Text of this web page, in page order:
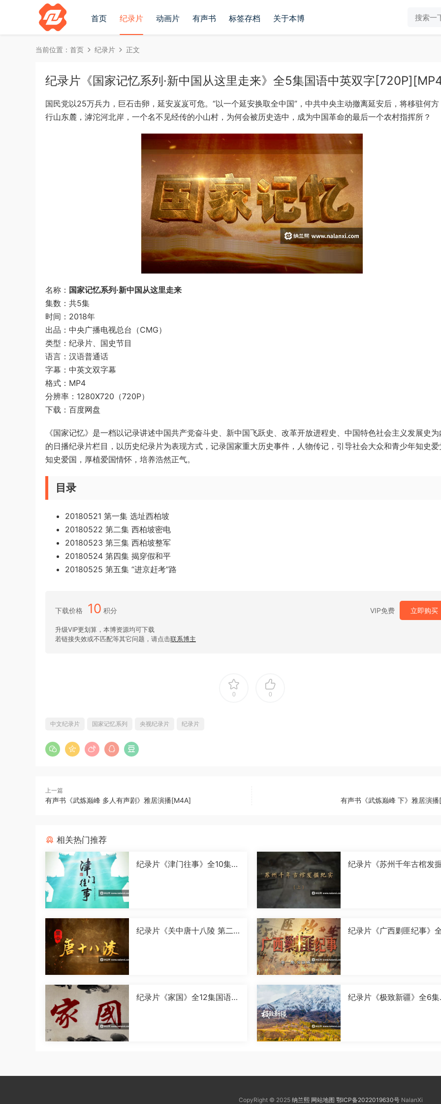
首页 纪录片 动画片 有声书 标签存档 关于本博
当前位置： 首页 纪录片 正文
纪录片《国家记忆系列·新中国从这里走来》全5集国语中英双字
国民党以25万兵力，巨石击卵，延安岌岌可危。“以一个延安换取全中国”，中共中央主动撤离延安后，将移驻何方
行山东麓，滹沱河北岸，一个名不见经传的小山村，为何会被历史选中，成为中国革命的最后一个农村指挥所？
名称： 国家记忆系列·新中国从这里走来
集数：共5集
时间：2018年
出品：中央广播电视总台（CMG）
类型：纪录片、国史节目
语言：汉语普通话
字幕：中英文双字幕
格式：MP4
分辨率：1280X720（720P）
下载：百度网盘
《国家记忆》是一档以记录讲述中国共产党奋斗史、新中国飞跃史、改革开放进程史、中国特色社会主义发展史
的日播纪录片栏目，以历史纪录片为表现方式，记录国家重大历史事件，人物传记，引导社会大众和青少年知史爱
知史爱国，厚植爱国情怀，培养浩然正气。
目录
20180521 第一集 选址西柏坡
20180522 第二集 西柏坡密电
20180523 第三集 西柏坡整军
20180524 第四集 揭穿假和平
20180525 第五集 “进京赶考”路
下载价格 10 积分 VIP免费 立即购买
升级VIP更划算，本博资源均可下载
若链接失效或不匹配等其它问题，请点击联系博主
0 0
中文纪录片 国家记忆系列 央视纪录片 纪录片
上一篇
有声书《武炼巅峰 多人有声剧》雅居演播[M4A] 有声书《武炼巅峰 下》雅居演
相关热门推荐
纪录片《津门往事》全10集国
纪录片《苏州千年古棺发
纪录片《关中唐十八陵 第二
纪录片《广西剿匪纪事》
纪录片《家国》全12集国语中
纪录片《极致新疆》全6
CopyRight © 2025 纳兰熙 网站地图 鄂ICP备2022019630号 NalanXi